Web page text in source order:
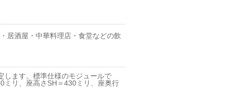
居酒屋・中華料理店・食堂などの飲
します。標準仕様のモジュールで
ミリ、座高さSH＝430ミリ、座奥行